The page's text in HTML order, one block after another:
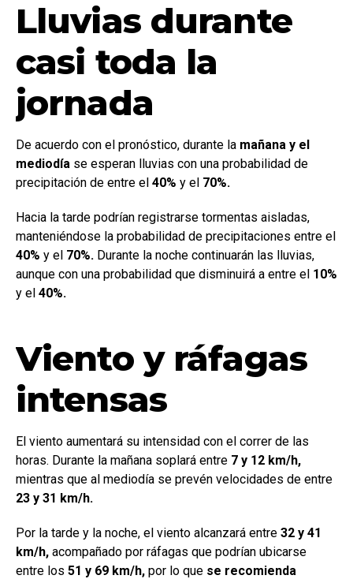
Lluvias durante
casi toda la
jornada
De acuerdo con el pronóstico, durante la mañana y el
mediodía se esperan lluvias con una probabilidad de
precipitación de entre el 40% y el 70%.
Hacia la tarde podrían registrarse tormentas aisladas,
manteniéndose la probabilidad de precipitaciones entre el
40% y el 70%. Durante la noche continuarán las lluvias,
aunque con una probabilidad que disminuirá a entre el 10%
y el 40%.
Viento y ráfagas
intensas
El viento aumentará su intensidad con el correr de las
horas. Durante la mañana soplará entre 7 y 12 km/h,
mientras que al mediodía se prevén velocidades de entre
23 y 31 km/h.
Por la tarde y la noche, el viento alcanzará entre 32 y 41
km/h, acompañado por ráfagas que podrían ubicarse
entre los 51 y 69 km/h, por lo que se recomienda